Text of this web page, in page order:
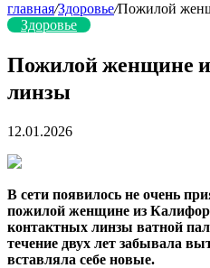
главная/Здоровье/Пожилой
Здоровье
Пожилой женщине
линзы
12.01.2026
В сети появилось не очень
пожилой женщине из
контактных линзы ватной
течение двух лет забывала
вставляла себе новые.